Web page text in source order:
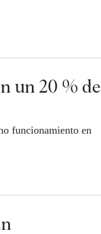
un 20 % de
funcionamiento en